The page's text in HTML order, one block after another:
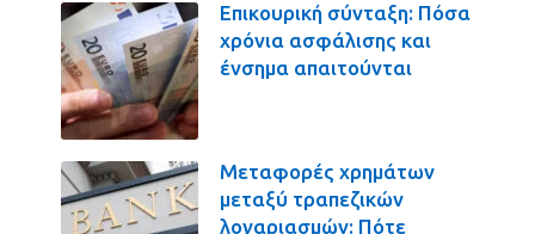
Επικουρική σύνταξη: Πόσα
χρόνια ασφάλισης και
ένσημα απαιτούνται
Μεταφορές χρημάτων
μεταξύ τραπεζικών
λογαριασμών: Πότε